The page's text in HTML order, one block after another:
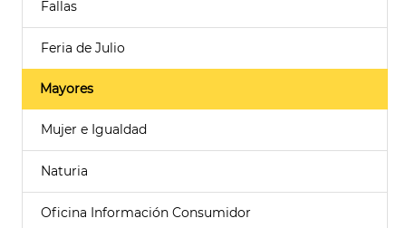
Fallas
Feria de Julio
Mayores
Mujer e Igualdad
Naturia
Oficina Información Consumidor